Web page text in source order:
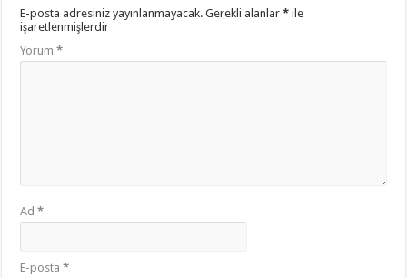
E-posta adresiniz yayınlanmayacak. Gerekli alanlar* ile
işaretlenmişlerdir
Yorum*
Ad*
E-posta*